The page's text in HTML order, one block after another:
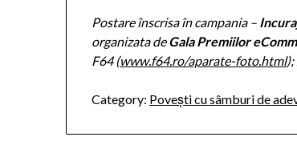
Postare înscrisa în campania –
organizata deGala Premiilor
F64 (www.f64.ro/aparate-foto.html);
Category: Povești cu sâmburi de